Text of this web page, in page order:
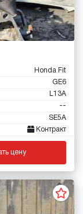
Honda Fit
GE6
L13A
--
SE5A
Контракт
цену